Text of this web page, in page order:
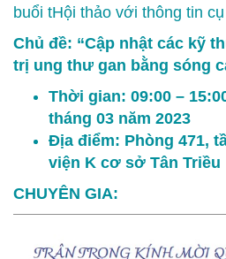
buổi tHội thảo với thông tin
Chủ đề: “Cập nhật các kỹ
trị ung thư gan bằng sóng
Thời gian: 09:00 –
tháng 03 năm 2023
Địa điểm: Phòng 471,
viện K cơ sở Tân Triều
CHUYÊN GIA: